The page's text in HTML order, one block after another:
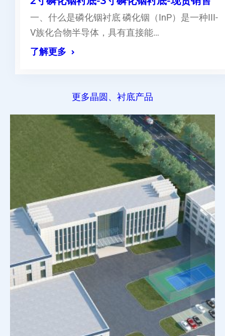
一、什么是磷化铟衬底 磷化铟（InP）是一种III-
V族化合物半导体，具有直接能…
了解更多
更多晶圆、衬底产品